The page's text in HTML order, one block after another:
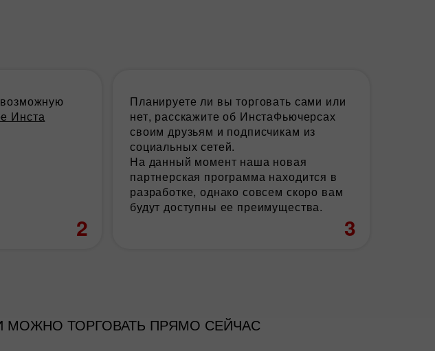
Инста
2
Планируете ли вы торговать сами или
нет, расскажите об ИнстаФьючерсах
своим друзьям и подписчикам из
социальных сетей.
На данный момент наша новая
партнерская программа находится в
разработке, однако совсем скоро вам
будут доступны ее преимущества.
3
ТОРГОВАТЬ ПРЯМО СЕЙЧАС